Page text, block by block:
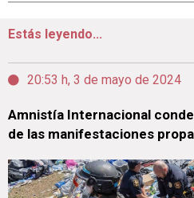
Estás leyendo...
20:53 h, 3 de mayo de 2024
Amnistía Internacional
de las manifestaciones